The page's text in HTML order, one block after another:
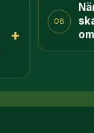
+
08
om